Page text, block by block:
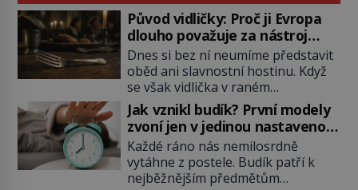
Původ vidličky: Proč ji Evropa
dlouho považuje za nástroj
samotného satana?
Dnes si bez ní neumíme představit
oběd ani slavnostní hostinu. Když
se však vidlička v raném
středověku objevuje na evropských
stolech, vzbuzuje pohoršení,
posměch i strach. Mnozí duchovní ji
označují za projev pýchy a
zbytečného přepychu, někteří
dokonce za nástroj ďábla. Trvá
Jak vznikl budík? První modely
zvoní jen v jedinou nastavenou
hodinu
Každé ráno nás nemilosrdně
vytáhne z postele. Budík patří k
nejběžnějším předmětům